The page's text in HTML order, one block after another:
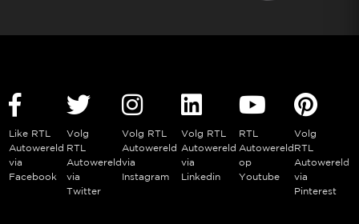
Like RTL
Autowereld
via
Facebook
Volg
RTL
Autowereld
via
Twitter
Volg RTL
Autowereld
via
Instagram
Volg RTL
Autowereld
via
Linkedin
RTL
Autowereld
op
Youtube
Volg
RTL
Autowereld
via
Pinterest